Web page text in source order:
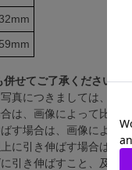
せてご了承ください。
真につきましては、4辺
は、画像によって比率
す場合は、画像によっ
に引き伸ばす場合は、
引き伸ばすこと、及び